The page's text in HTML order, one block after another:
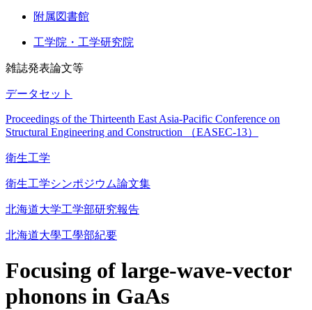
附属図書館
工学院・工学研究院
雑誌発表論文等
データセット
Proceedings of the Thirteenth East Asia-Pacific Conference on
Structural Engineering and Construction （EASEC-13）
衛生工学
衛生工学シンポジウム論文集
北海道大学工学部研究報告
北海道大學工學部紀要
Focusing of large-wave-vector
phonons in GaAs